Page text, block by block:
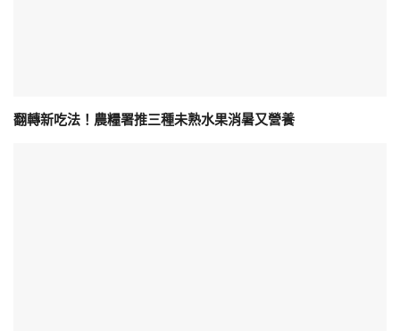
翻轉新吃法！農糧署推三種未熟水果消暑又營養